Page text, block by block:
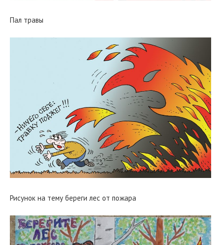
Пал травы
Рисунок на тему береги лес от пожара